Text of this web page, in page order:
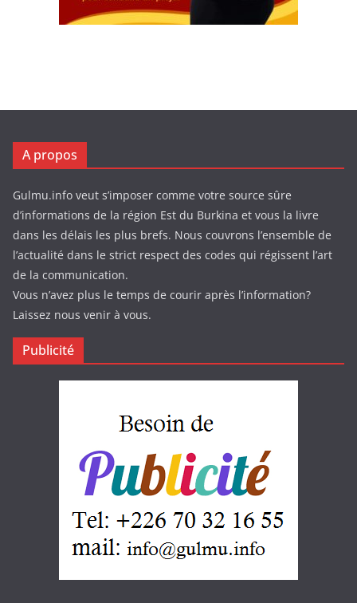
A propos
Gulmu.info veut s’imposer comme votre source sûre
d’informations de la région Est du Burkina et vous la livre
dans les délais les plus brefs. Nous couvrons l’ensemble de
l’actualité dans le strict respect des codes qui régissent l’art
de la communication.
Vous n’avez plus le temps de courir après l’information?
Laissez nous venir à vous.
Publicité